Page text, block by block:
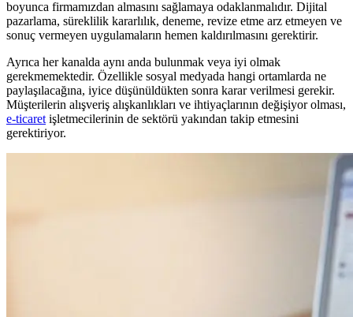
boyunca firmamızdan almasını sağlamaya odaklanmalıdır. Dijital
pazarlama, süreklilik kararlılık, deneme, revize etme arz etmeyen ve
sonuç vermeyen uygulamaların hemen kaldırılmasını gerektirir.
Ayrıca her kanalda aynı anda bulunmak veya iyi olmak
gerekmemektedir. Özellikle sosyal medyada hangi ortamlarda ne
paylaşılacağına, iyice düşünüldükten sonra karar verilmesi gerekir.
Müşterilerin alışveriş alışkanlıkları ve ihtiyaçlarının değişiyor olması,
e-ticaret işletmecilerinin de sektörü yakından takip etmesini
gerektiriyor.